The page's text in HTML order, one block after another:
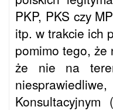
PKP, PKS czy
itp. w trakcie ich
pomimo tego, że
że nie na